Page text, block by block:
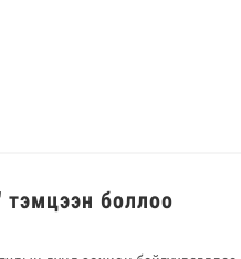
тэмцээн боллоо